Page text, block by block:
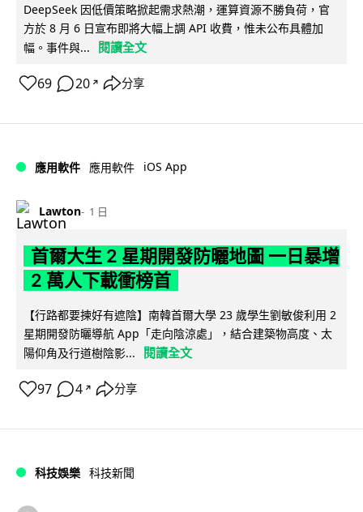
DeepSeek 因低價策略掀起需求熱潮，運算資源不勝負荷，官
方於 8 月 6 日宣布即將大幅上調 API 收費，惟未公布具體加
幅。事件與...
閱讀全文
69 20 ↗ 分享
應用軟件 應用軟件 iOS App
Lawton 1 日
首爾大生 2 星期開發防曬地圖 一日暴增
2 萬人下載衝榜首
【行路都要揀好有遮陰】南韓首爾大學 23 歲學生劉敏俊利用 2
星期開發防曬導航 App「走向陰涼處」，結合建築物高度、太
陽仰角及行道樹陰影...
閱讀全文
97 4 ↗ 分享
科技娛樂 科技新聞